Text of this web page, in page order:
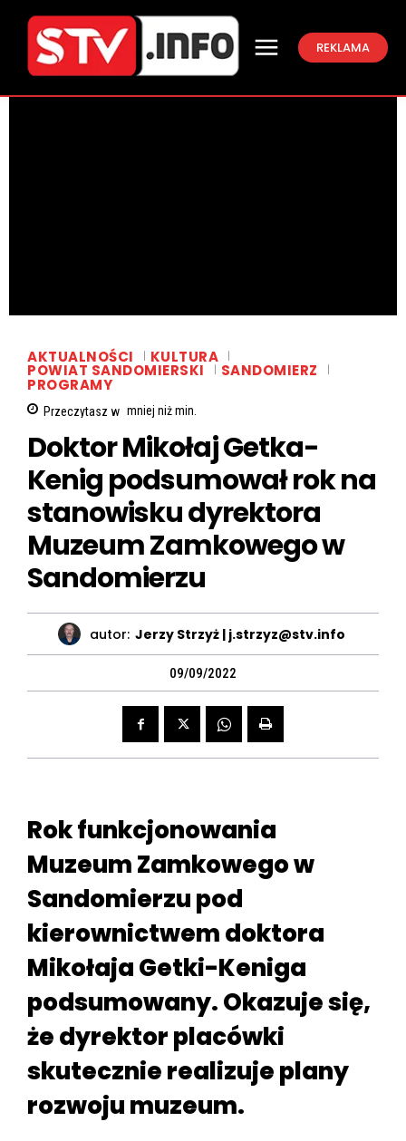
REKLAMA
AKTUALNOŚCI KULTURA
POWIAT SANDOMIERSKI SANDOMIERZ
PROGRAMY
Przeczytasz w mniej niżmin.
Doktor Mikołaj Getka-
Kenig podsumował rok na
stanowisku dyrektora
Muzeum Zamkowego w
Sandomierzu
autor: Jerzy Strzyż | j.strzyz@stv.info
09/09/2022
Rok funkcjonowania
Muzeum Zamkowego w
Sandomierzu pod
kierownictwem doktora
Mikołaja Getki-Keniga
podsumowany. Okazuje się,
że dyrektor placówki
skutecznie realizuje plany
rozwoju muzeum.